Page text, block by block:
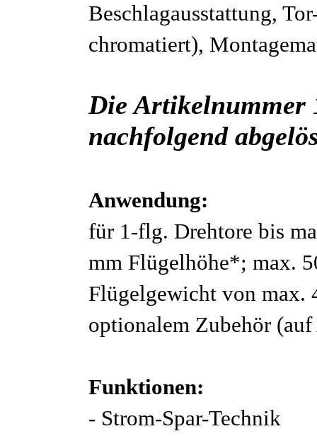
Beschlagausstattung,
chromatiert),
Die Artikelnummer
nachfolgend
Anwendung:
für 1-flg. Drehtore bis
mm Flügelhöhe*; max.
Flügelgewicht von max.
optionalem Zubehör
Funktionen:
- Strom-Spar-Technik